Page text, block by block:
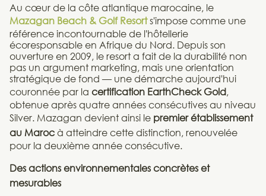
Au cœur de la côte atlantique marocaine, le
Mazagan Beach & Golf Resorts'impose comme une
référence incontournable de l'hôtellerie
écoresponsable en Afrique du Nord. Depuis son
ouverture en 2009, le resort a fait de la durabilité non
pas un argument marketing, mais une orientation
stratégique de fond — une démarche aujourd'hui
couronnée par la certification EarthCheck Gold,
obtenue après quatre années consécutives au niveau
Silver. Mazagan devient ainsi le premier établissement
au Marocà atteindre cette distinction, renouvelée
pour la deuxième année consécutive.
Des actions environnementales concrètes et
mesurables